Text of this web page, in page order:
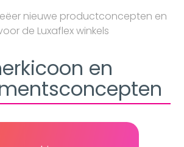
nieuwe productconcepten en
de Luxaflex winkels
en